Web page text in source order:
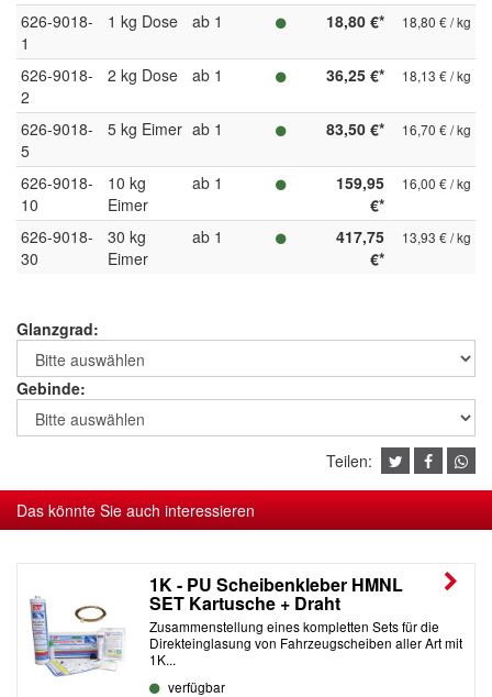
626-9018-
1
1 kg Dose ab 1 18,80 €* 18,80 € / kg
626-9018-
2
2 kg Dose ab 1 36,25 €* 18,13 € / kg
626-9018-
5
5 kg Eimer ab 1 83,50 €* 16,70 € / kg
626-9018-
10
10 kg
Eimer
ab 1
159,95
€*
16,00 € / kg
626-9018-
30
30 kg
Eimer
ab 1
417,75
€*
13,93 € / kg
Glanzgrad:
Gebinde:
Teilen:
Das könnte Sie auch interessieren
1K - PU Scheibenkleber HMNL
SET Kartusche + Draht
Zusammenstellung eines kompletten Sets für die
Direkteinglasung von Fahrzeugscheiben aller Art mit
1K...
verfügbar